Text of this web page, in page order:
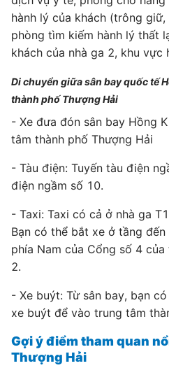
hành lý của khách (trông
phòng tìm kiếm hành lý thất
khách của nhà ga 2, khu
Di chuyển giữa sân bay quốc tế
thành phố Thượng Hải
- Xe đưa đón sân bay Hồng
tâm thành phố Thượng Hải
- Tàu điện: Tuyến tàu điện
điện ngầm số 10.
- Taxi: Taxi có cả ở nhà ga
Bạn có thể bắt xe ở tầng
phía Nam của Cổng số 4
2.
- Xe buýt: Từ sân bay, bạn
xe buýt để vào trung tâm
Gợi ý điểm tham quan
Thượng Hải